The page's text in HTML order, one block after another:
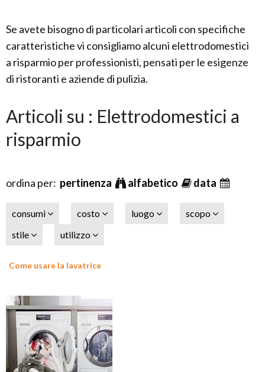
Se avete bisogno di particolari articoli con specifiche
caratteristiche vi consigliamo alcuni elettrodomestici
a risparmio per professionisti, pensati per le esigenze
di ristoranti e aziende di pulizia.
Articoli su : Elettrodomestici a
risparmio
ordina per: pertinenza alfabetico data
consumi costo luogo
scopo
stile
utilizzo
Come usare la lavatrice